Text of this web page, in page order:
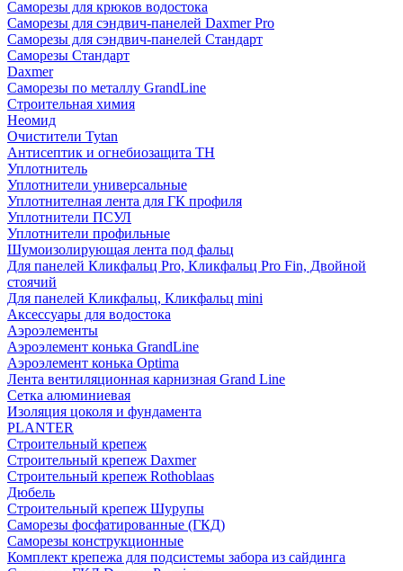
Саморезы для крюков водостока
Саморезы для сэндвич-панелей Daxmer Pro
Саморезы для сэндвич-панелей Стандарт
Саморезы Стандарт
Daxmer
Саморезы по металлу GrandLine
Строительная химия
Неомид
Очистители Tytan
Антисептик и огнебиозащита ТН
Уплотнитель
Уплотнители универсальные
Уплотнителная лента для ГК профиля
Уплотнители ПСУЛ
Уплотнители профильные
Шумоизолирующая лента под фальц
Для панелей Кликфальц Pro, Кликфальц Pro Fin, Двойной
стоячий
Для панелей Кликфальц, Кликфальц mini
Аксессуары для водостока
Аэроэлементы
Аэроэлемент конька GrandLine
Аэроэлемент конька Optima
Лента вентиляционная карнизная Grand Line
Сетка алюминиевая
Изоляция цоколя и фундамента
PLANTER
Строительный крепеж
Строительный крепеж Daxmer
Строительный крепеж Rothoblaas
Дюбель
Строительный крепеж Шурупы
Саморeзы фосфатированные (ГКД)
Саморезы конструкционные
Комплект крепежа для подсистемы забора из сайдинга